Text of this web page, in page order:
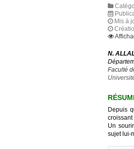
Mis à
N.
Faculté
Depuis
croissant
Un
sujet lui-